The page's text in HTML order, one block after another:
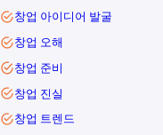
창업 아이디어 발굴
창업 오해
창업 준비
창업 진실
창업 트렌드